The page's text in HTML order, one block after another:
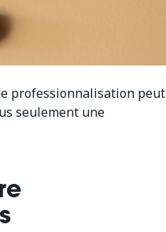
professionnalisation peut
seulement une